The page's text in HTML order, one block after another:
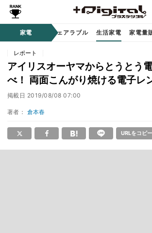
家電
ディオ 時計 / ウェアラブル 生活家電 家電量
レポート
アイリスオーヤマからとうとう
べ！ 両面こんがり焼ける電子レ
掲載日 2019/08/08 07:00
著者： 倉本春
URLをコピー